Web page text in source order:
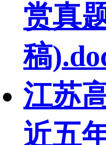
赏真
稿
江苏
近五